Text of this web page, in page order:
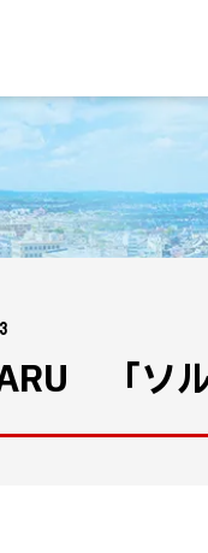
「ソ